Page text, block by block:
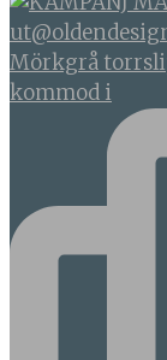
Mörkgrå
kommod i